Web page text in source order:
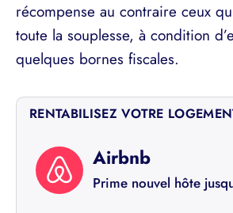
récompense au contraire ceux
toute la souplesse, à condition
quelques bornes fiscales.
RENTABILISEZ VOTRE
Airbnb
Prime nouvel hôte